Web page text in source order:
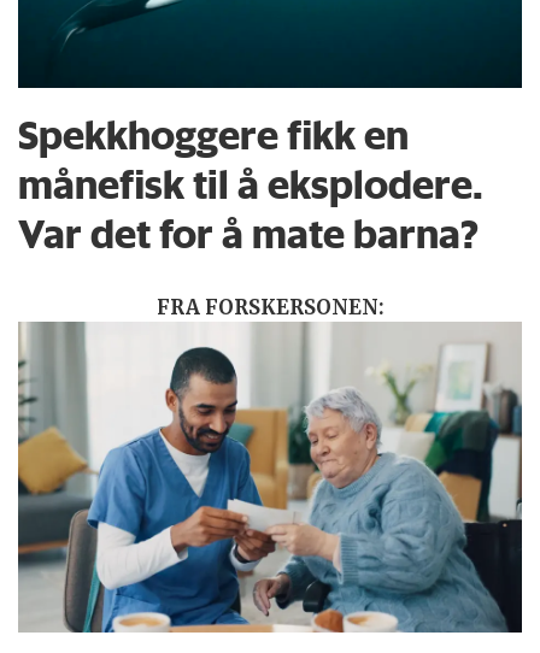
Spekkhoggere fikk en
månefisk til å eksplodere.
Var det for å mate barna?
FRA FORSKERSONEN: